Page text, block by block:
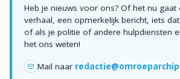
Heb je nieuws voor ons? Of het nu
verhaal, een opmerkelijk bericht, iets
of als je politie of andere hulpdiensten
het ons weten!
Mail naar